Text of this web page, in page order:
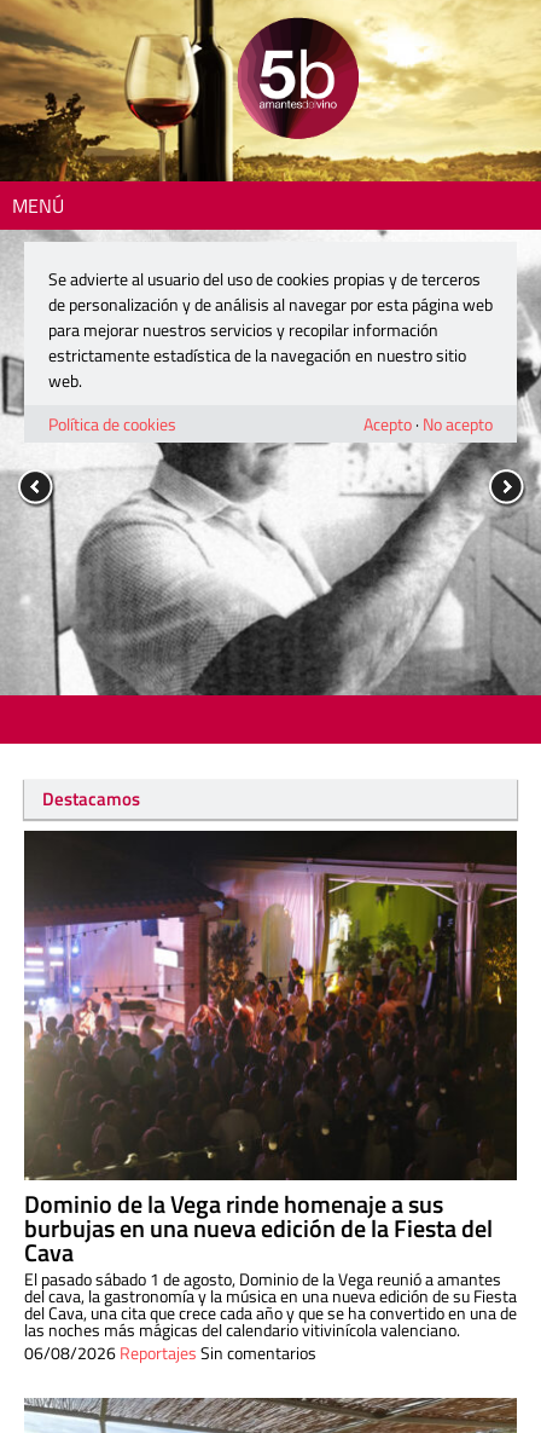
MENÚ
Destacamos
Dominio de la Vega rinde homenaje a sus
burbujas en una nueva edición de la Fiesta del
Cava
El pasado sábado 1 de agosto, Dominio de la Vega reunió a amantes
del cava, la gastronomía y la música en una nueva edición de su Fiesta
del Cava, una cita que crece cada año y que se ha convertido en una de
las noches más mágicas del calendario vitivinícola valenciano.
06/08/2026ReportajesSin comentarios
Se advierte al usuario del uso de cookies propias y de terceros
de personalización y de análisis al navegar por esta página web
para mejorar nuestros servicios y recopilar información
estrictamente estadística de la navegación en nuestro sitio
web.
Política de cookies
Acepto· No acepto